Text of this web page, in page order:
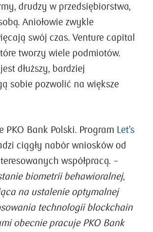
drudzy w przedsiębiorstwa,
Aniołowie zwykle
swój czas. Venture capital
tworzy wiele podmiotów.
dłuższy, bardziej
sobie pozwolić na większe
Bank Polski. Program Let’s
ciągły nabór wniosków od
współpracą. –
biometrii behawioralnej,
na ustalenie optymalnej
technologii blockchain
obecnie pracuje PKO Bank